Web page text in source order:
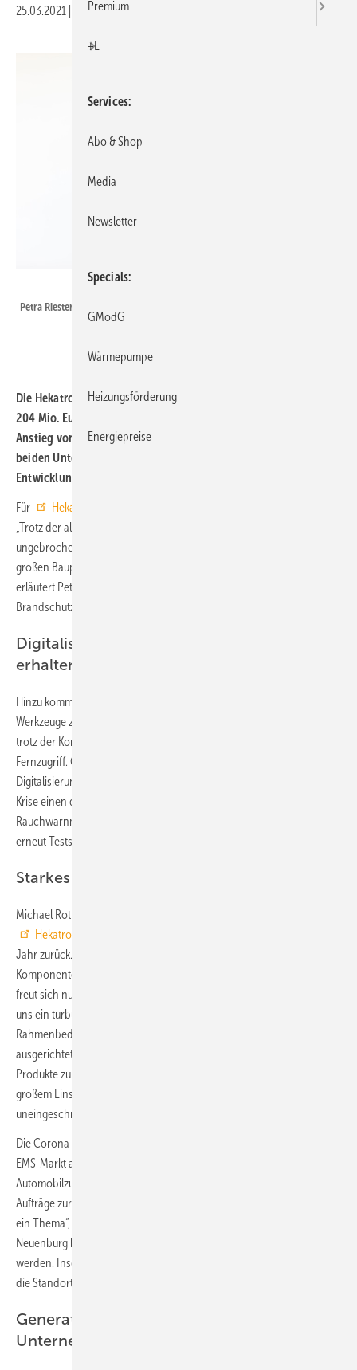
25.03.2021 Druckvorschau
Petra Riesterer, designierte Geschäftsführerin Hekatron Brandschutz.
Die Hekatron Unternehmen haben das Geschäftsjahr 2020 mit
204 Mio. Euro Umsatz abgeschlossen. Das bedeutet einen
Anstieg von 6,2 % zum Vorjahr. 10,9 % des Umsatzes haben die
beiden Unternehmen in den Standort und für Forschung und
Entwicklung investiert.
Für Hekatron Brandschutz
„Trotz der allgemeinen Einschränkungen lief die Bauwirtschaft
ungebrochen weiter. Viele unserer Brandschutzprodukte werden in
großen Bauprojekten verbaut, die weiter ausgeführt werden konnten“,
erläutert Peter Ohmberger, Geschäftsführer von Hekatron
Brandschutz das erfreuliche Ergebnis.
Digitalisierung wird deutlichen Schub
erhalten
Hinzu komme, dass Hekatron seinen Kunden schon länger digitale
Werkzeuge zur Verfügung stelle. Damit konnten diese beispielsweise
trotz der Kontaktbeschränkungen Brandmeldeanlagen warten ‒ per
Fernzugriff. Ohmberger: „Ich bin überzeugt davon, dass die
Digitalisierung in der Branche durch die Erfahrungen in der aktuellen
Krise einen deutlichen Schub erhalten wird.“ Mit seinen
Rauchwarnmeldern wurde das Unternehmen Ende letzten Jahres
erneut Testsieger bei Stiftung Warentest.
Starkes Ergebnis im EMS-Markt
Michael Roth, Geschäftsführer des Schwesterunternehmens
Hekatron Manufacturing
Jahr zurück. Der Fertigungsdienstleister für elektronische
Komponenten (EMS) trotzte den widrigen Corona-Bedingungen und
freut sich nun über ein deutliches Umsatzwachstum. „2020 war für
uns ein turbulentes Jahr mit viel Dynamik in den
Rahmenbedingungen. Alle unsere Aktivitäten waren darauf
ausgerichtet, unseren Kunden durchgängig die gewünschten
Produkte zur Verfügung zu stellen“, betont Roth. Man habe es mit
großem Einsatz aller Mitarbeitenden geschafft, die Produktion
uneingeschränkt aufrechtzuerhalten.
Die Corona-bedingte Krise der Automobilindustrie machte sich im
EMS-Markt allerdings deutlich bemerkbar. So zogen namhafte
Automobilzulieferer, die in Sulzburg Teile fertigen lassen, massiv
Aufträge zurück. „Trotz dieser Situation war Kurzarbeit zu keiner Zeit
ein Thema“, unterstreicht Roth. Auch das neue Distributionszentrum in
Neuenburg konnte Mitte des Jahres planmäßig in Betrieb genommen
werden. Insgesamt verließen 2020 mehr als 97 000 Warensendungen
die Standorte der Hekatron Unternehmen.
Generationenwechsel an der
Unternehmensspitze
Premium
+E
Services
Abo & Shop
Media
Newsletter
Specials
GModG
Wärmepumpe
Heizungsförderung
Energiepreise